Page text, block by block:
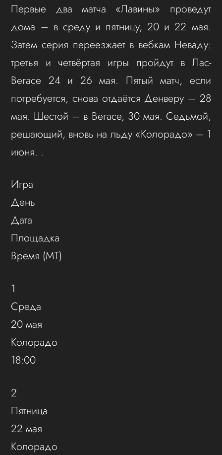
Первые два матча «Лавины» проведут
дома – в среду и пятницу, 20 и 22 мая.
Затем серия переезжает в вебкам Неваду:
третья и четвёртая игры пройдут в Лас-
Вегасе 24 и 26 мая. Пятый матч, если
потребуется, снова отдаётся Денверу – 28
мая. Шестой – в Вегасе, 30 мая. Седьмой,
решающий, вновь на льду «Колорадо» – 1
июня. .
Игра
День
Дата
Площадка
Время (MT)
1
Среда
20 мая
Колорадо
18:00
2
Пятница
22 мая
Колорадо